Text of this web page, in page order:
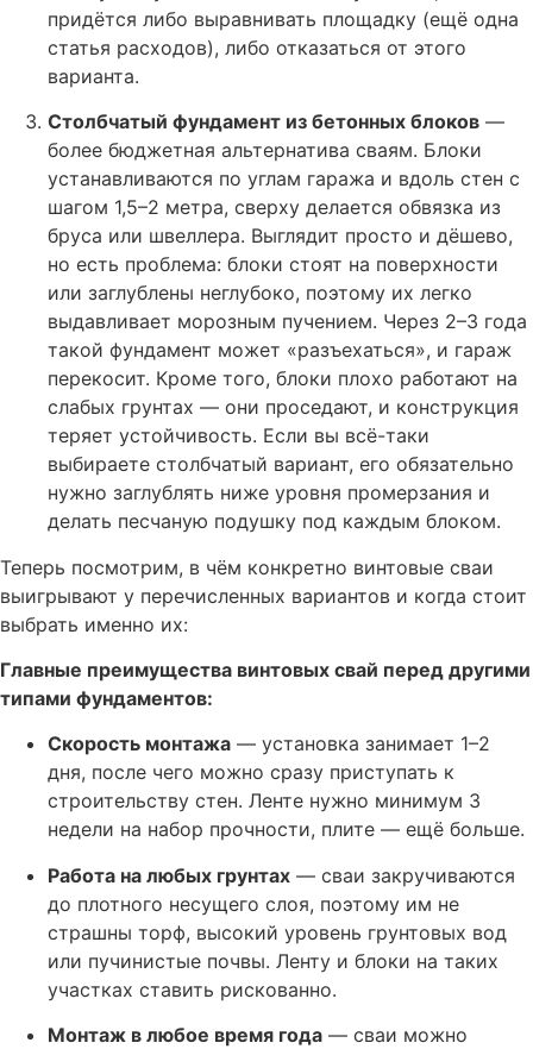
придётся либо выравнивать площадку (ещё одна
статья расходов), либо отказаться от этого
варианта.
Столбчатый фундамент из бетонных блоков —
более бюджетная альтернатива сваям. Блоки
устанавливаются по углам гаража и вдоль стен с
шагом 1,5–2 метра, сверху делается обвязка из
бруса или швеллера. Выглядит просто и дёшево,
но есть проблема: блоки стоят на поверхности
или заглублены неглубоко, поэтому их легко
выдавливает морозным пучением. Через 2–3 года
такой фундамент может «разъехаться», и гараж
перекосит. Кроме того, блоки плохо работают на
слабых грунтах — они проседают, и конструкция
теряет устойчивость. Если вы всё-таки
выбираете столбчатый вариант, его обязательно
нужно заглублять ниже уровня промерзания и
делать песчаную подушку под каждым блоком.
Теперь посмотрим, в чём конкретно винтовые сваи
выигрывают у перечисленных вариантов и когда стоит
выбрать именно их:
Главные преимущества винтовых свай перед другими
типами фундаментов:
Скорость монтажа — установка занимает 1–2
дня, после чего можно сразу приступать к
строительству стен. Ленте нужно минимум 3
недели на набор прочности, плите — ещё больше.
Работа на любых грунтах — сваи закручиваются
до плотного несущего слоя, поэтому им не
страшны торф, высокий уровень грунтовых вод
или пучинистые почвы. Ленту и блоки на таких
участках ставить рискованно.
Монтаж в любое время года — сваи можно